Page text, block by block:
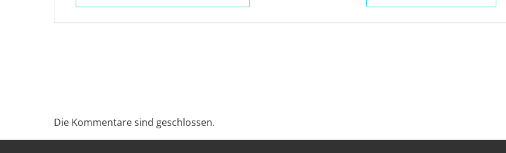
Die Kommentare sind geschlossen.